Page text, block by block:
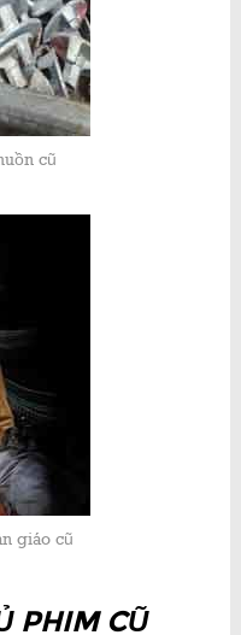
cũ
giáo cũ
PHIM CŨ